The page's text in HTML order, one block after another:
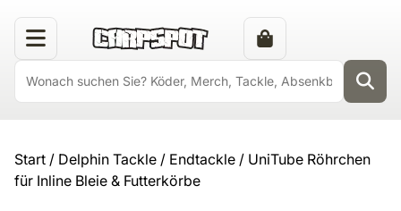
Start / Delphin Tackle / Endtackle / UniTube Röhrchen
für Inline Bleie & Futterkörbe